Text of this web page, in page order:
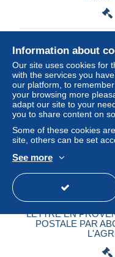
New
LETTRE EN
POSTALE PAR
Information about
Our site uses cookies for
with the services you
our platform, to
your browsing more
adapt our site to your
you to share content on
Some of these cookies
site, others can be set
See more